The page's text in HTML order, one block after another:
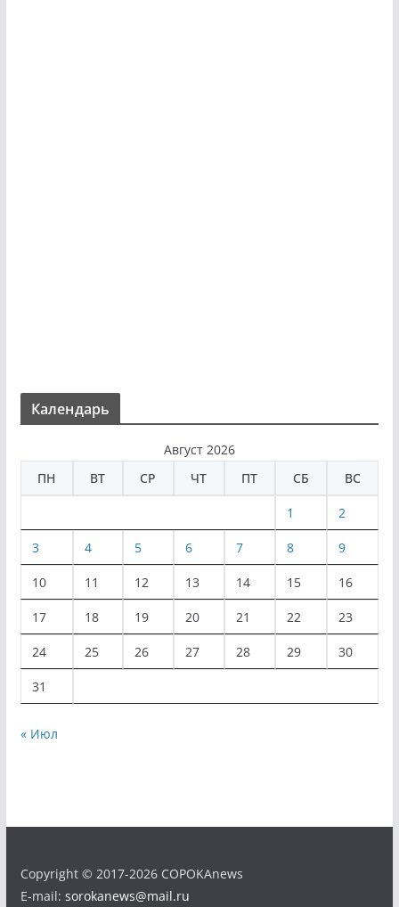
Календарь
Август 2026
ПН
ВТ СР ЧТ ПТ СБ ВС
1 2
3 4 5 6 7 8 9
10 11 12 13 14 15 16
17 18 19 20 21 22 23
24 25 26 27 28 29 30
31
« Июл
Copyright © 2017-2026 COPOKAnews
E-mail: sorokanews@mail.ru